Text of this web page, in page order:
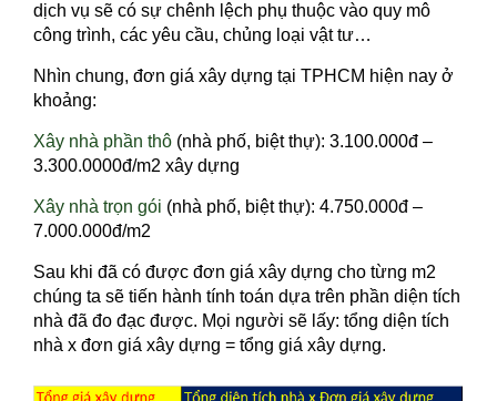
dịch vụ sẽ có sự chênh lệch phụ thuộc vào quy mô
công trình, các yêu cầu, chủng loại vật tư…
Nhìn chung, đơn giá xây dựng tại TPHCM hiện nay ở
khoảng:
Xây nhà phần thô (nhà phố, biệt thự): 3.100.000đ –
3.300.0000đ/m2 xây dựng
Xây nhà trọn gói (nhà phố, biệt thự): 4.750.000đ –
7.000.000đ/m2
Sau khi đã có được đơn giá xây dựng cho từng m2
chúng ta sẽ tiến hành tính toán dựa trên phần diện tích
nhà đã đo đạc được. Mọi người sẽ lấy: tổng diện tích
nhà x đơn giá xây dựng = tổng giá xây dựng.